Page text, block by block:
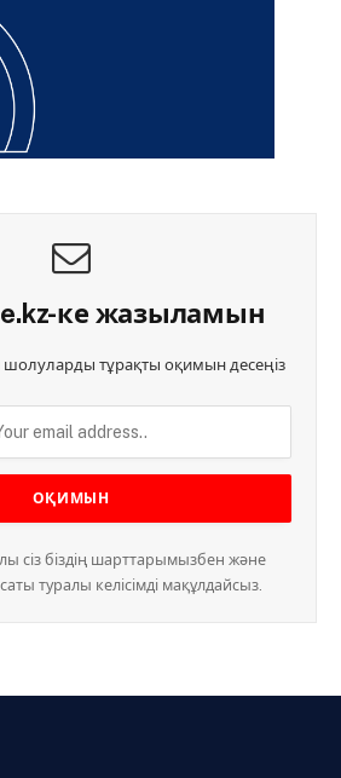
ке жазыламын
тұрақты оқимын десеңіз
сіз біздің шарттарымызбен және
туралы келісімді мақұлдайсыз.